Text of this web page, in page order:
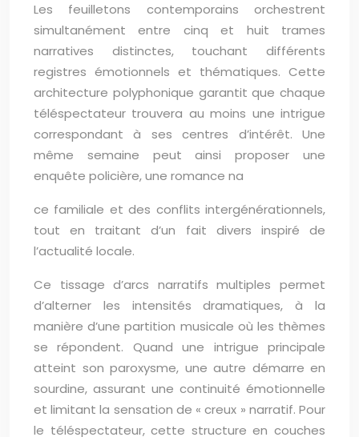
Les feuilletons contemporains orchestrent
simultanément entre cinq et huit trames
narratives distinctes, touchant différents
registres émotionnels et thématiques. Cette
architecture polyphonique garantit que chaque
téléspectateur trouvera au moins une intrigue
correspondant à ses centres d’intérêt. Une
même semaine peut ainsi proposer une
enquête policière, une romance na
ce familiale et des conflits intergénérationnels,
tout en traitant d’un fait divers inspiré de
l’actualité locale.
Ce tissage d’arcs narratifs multiples permet
d’alterner les intensités dramatiques, à la
manière d’une partition musicale où les thèmes
se répondent. Quand une intrigue principale
atteint son paroxysme, une autre démarre en
sourdine, assurant une continuité émotionnelle
et limitant la sensation de « creux » narratif. Pour
le téléspectateur, cette structure en couches